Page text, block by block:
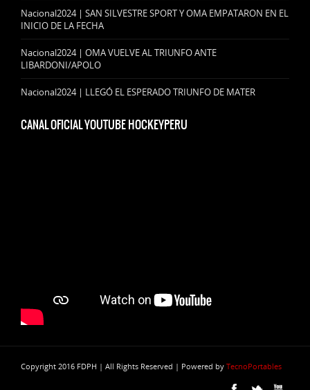
Nacional2024 | SAN SILVESTRE SPORT Y OMA EMPATARON EN EL
INICIO DE LA FECHA
Nacional2024 | OMA VUELVE AL TRIUNFO ANTE
LIBARDONI/APOLO
Nacional2024 | LLEGÓ EL ESPERADO TRIUNFO DE MATER
CANAL OFICIAL YOUTUBE HOCKEYPERU
Copyright 2016 FDPH | All Rights Reserved | Powered by TecnoPortables